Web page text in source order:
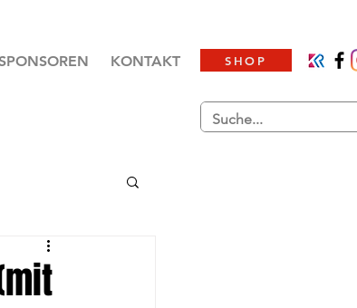
KONTAKT SHOP